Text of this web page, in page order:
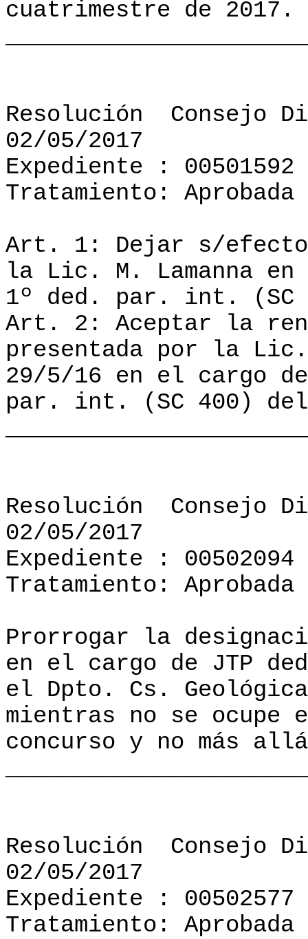
cuatrimestre de 2017.
Resolución
Consejo
02/05/2017
Expediente : 00501592
Tratamiento: Aprobada
Art. 1: Dejar s/
la Lic. M. Lamanna
1º ded. par. int. (SC
Art. 2: Aceptar la
presentada por la
29/5/16 en el cargo
par. int. (SC 400)
Resolución
Consejo
02/05/2017
Expediente : 00502094
Tratamiento: Aprobada
Prorrogar la
en el cargo de JTP
el Dpto. Cs.
mientras no se ocupe
concurso y no más
Resolución
Consejo
02/05/2017
Expediente : 00502577
Tratamiento: Aprobada